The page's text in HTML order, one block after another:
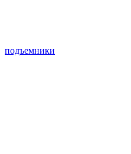
подъемники